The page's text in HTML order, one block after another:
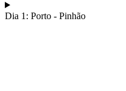
Dia 1: Porto - Pinhão